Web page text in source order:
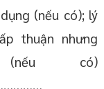
(nếu có); lý
thuận nhưng
có)